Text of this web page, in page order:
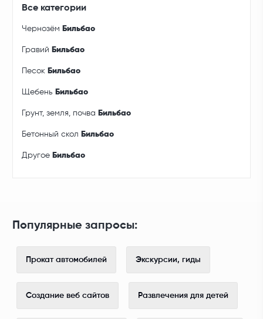
Все категории
Чернозём Бильбао
Гравий Бильбао
Песок Бильбао
Щебень Бильбао
Грунт, земля, почва Бильбао
Бетонный скол Бильбао
Другое Бильбао
Популярные запросы:
Прокат автомобилей Экскурсии, гиды
Создание веб сайтов Развлечения для детей